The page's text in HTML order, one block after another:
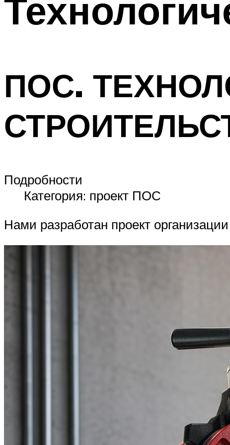
ПОС.
Подробности
Категория: проект ПОС
Нами разработан проект